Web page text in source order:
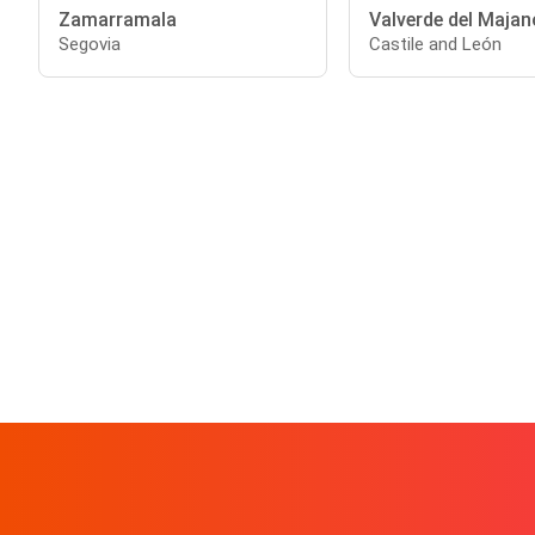
Zamarramala
Segovia
Valverde del
Castile and León